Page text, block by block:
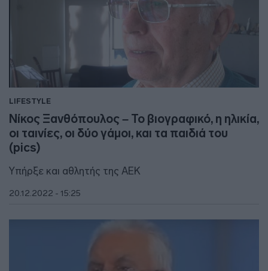
LIFESTYLE
Νίκος Ξανθόπουλος – Το βιογραφικό, η ηλικία,
οι ταινίες, οι δύο γάμοι, και τα παιδιά του
(pics)
Υπήρξε και αθλητής της ΑΕΚ
20.12.2022 - 15:25